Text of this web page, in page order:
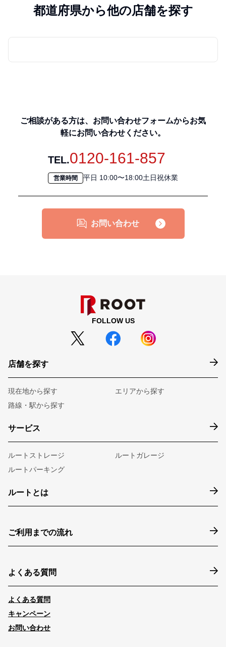
都道府県から他の店舗を探す
ご相談がある方は、お問い合わせフォームからお気
軽にお問い合わせください。
TEL.0120-161-857
営業時間 平日 10:00〜18:00土日祝休業
お問い合わせ
FOLLOW US
店舗を探す
現在地から探す
エリアから探す
路線・駅から探す
サービス
ルートストレージ
ルートガレージ
ルートパーキング
ルートとは
ご利用までの流れ
よくある質問
よくある質問
キャンペーン
お問い合わせ